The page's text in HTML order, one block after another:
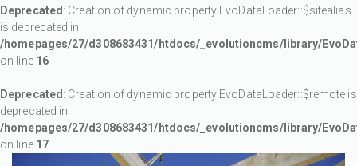
Deprecated : Creation of dynamic property EvoDataLoader::$sitealias
is deprecated in
/homepages/27/d308683431/htdocs/_evolutioncms/library/
on line 16
Deprecated : Creation of dynamic property EvoDataLoader::$remote is
deprecated in
/homepages/27/d308683431/htdocs/_evolutioncms/library/
on line 17